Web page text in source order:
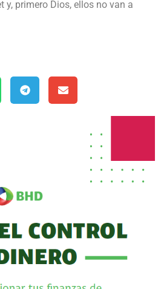
y, primero Dios, ellos no van a